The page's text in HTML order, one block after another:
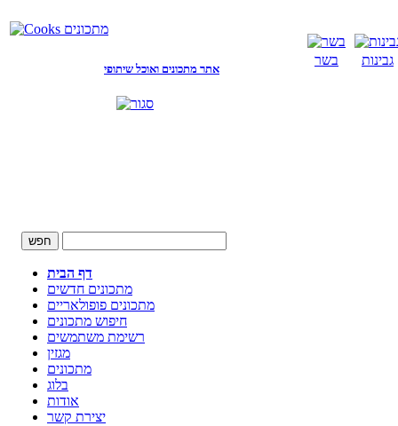
אתר מתכונים ואוכל שיתופי
בשר גבינות
דף הבית
מתכונים חדשים
מתכונים פופולאריים
חיפוש מתכונים
רשימת משתמשים
מגזין
מתכונים
בלוג
אודות
יצירת קשר